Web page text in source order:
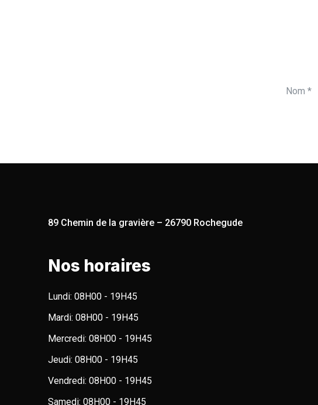
89 Chemin de la gravière – 26790 Rochegude
Nos horaires
Lundi: 08H00 - 19H45
Mardi: 08H00 - 19H45
Mercredi: 08H00 - 19H45
Jeudi: 08H00 - 19H45
Vendredi: 08H00 - 19H45
Samedi: 08H00 - 19H45